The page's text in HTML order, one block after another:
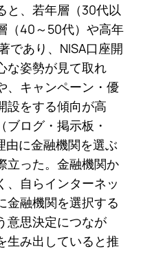
と、若年層（30代以
（40～50代）や高年
であり、NISA口座開
な姿勢が見て取れ
、キャンペーン・優
設をする傾向が高
ブログ・掲示板・
由に金融機関を選ぶ
立った。金融機関か
、自らインターネッ
金融機関を選択する
意思決定につなが
生み出していると推